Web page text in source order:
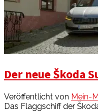
Der neue Škoda
Veröffentlicht von Mein-
Das Flaggschiff der